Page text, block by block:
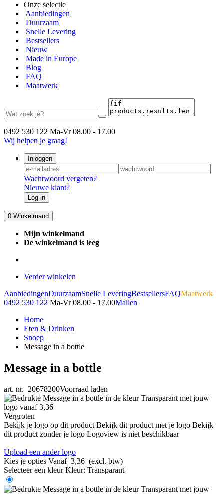
Onze selectie
Aanbiedingen
Duurzaam
Snelle Levering
Bestsellers
Nieuw
Made in Europe
Blog
FAQ
Maatwerk
0492 530 122 Ma-Vr 08.00 - 17.00
Wij helpen je graag!
Inloggen
Wachtwoord vergeten?
Nieuwe klant?
Log in
0 Winkelmand
Mijn winkelmand
De winkelmand is leeg
Verder winkelen
AanbiedingenDuurzaamSnelle LeveringBestsellersFAQMaatwerk
0492 530 122 Ma-Vr 08.00 - 17.00Mailen
Home
Eten & Drinken
Snoep
Message in a bottle
Message in a bottle
art. nr. 20678200Voorraad laden
Vergroten
Bekijk je logo op dit product Bekijk dit product met je logo Bekijk
dit product zonder je logo Logoview is niet beschikbaar
Upload een ander logo
Kies je opties Vanaf 3,36 (excl. btw)
Selecteer een kleur Kleur: Transparant